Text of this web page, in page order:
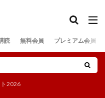
読 無料会員 プレミアム会員
2026